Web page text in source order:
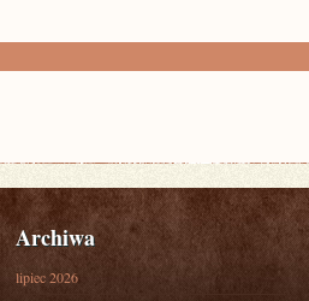
Archiwa
lipiec 2026